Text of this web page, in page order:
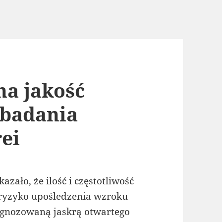
jakość
że ilość i częstotliwość
upośledzenia wzroku
jaskrą otwartego